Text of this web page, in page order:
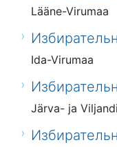
Lääne-Virumaa
Ida-Virumaa
Järva- ja